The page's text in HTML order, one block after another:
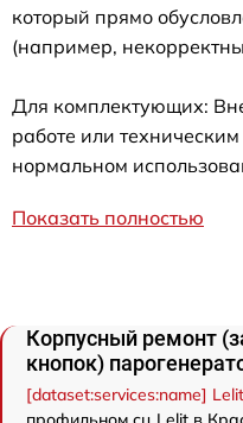
который прямо
(например,
Для комплектующих:
работе или
нормальном
Показать полностью
Корпусный ремонт
кнопок)
[dataset:services:name]